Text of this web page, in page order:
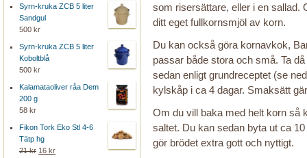
som risersättare, eller i en sallad.
ditt eget fullkornsmjöl av korn.
Du kan också göra kornavkok,
passar både stora och små. Ta
sedan enligt grundreceptet (se
kylskåp i ca 4 dagar. Smaksätt
Om du vill baka med helt korn så
saltet. Du kan sedan byta ut ca
gör brödet extra gott och nyttigt.
Syrn-kruka ZCB 5 liter
Sandgul
500 kr
Syrn-kruka ZCB 5 liter
Koboltblå
500 kr
Kalamataoliver råa Dem
200 g
58 kr
Fikon Tork Eko Stl 4-6
Tätp hg
21 kr 16 kr